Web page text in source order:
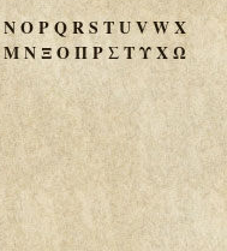
NOPQRS TUVWX
ΜΝΞΟΠΡΣΤΥΧΩ